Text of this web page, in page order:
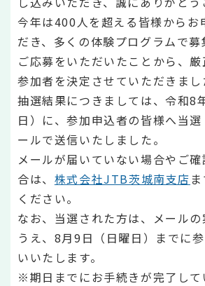
今年は400人を超える皆様からお
だき、多くの体験プログラムで
ご応募をいただいたことから、
参加者を決定させていただきまし
抽選結果につきましては、令和8
日）に、参加申込者の皆様へ当
ールで送信いたしました。
メールが届いていない場合やご
合は、 株式会社JTB茨城南支店
ください。
なお、当選された方は、メール
うえ、8月9日（日曜日）までに
いいたします。
※期日までにお手続きが完了して